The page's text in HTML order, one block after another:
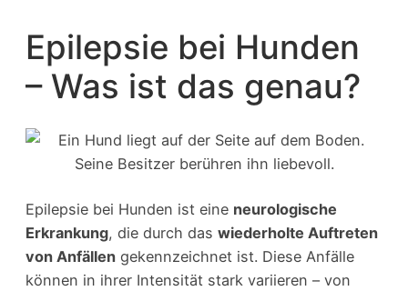
Epilepsie bei Hunden
– Was ist das genau?
Epilepsie bei Hunden ist eine neurologische
Erkrankung, die durch das wiederholte Auftreten
von Anfällen gekennzeichnet ist. Diese Anfälle
können in ihrer Intensität stark variieren – von